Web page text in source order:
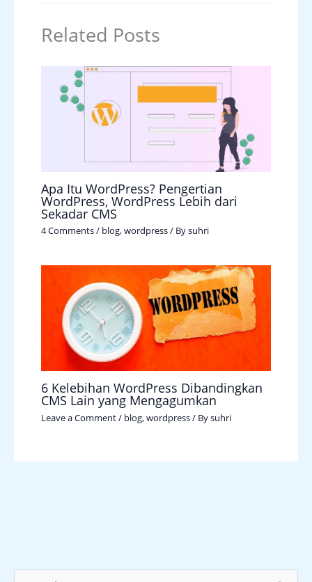
Related Posts
Apa Itu WordPress? Pengertian
WordPress, WordPress Lebih dari
Sekadar CMS
4 Comments/ blog,wordpress/ Bysuhri
6 Kelebihan WordPress Dibandingkan
CMS Lain yang Mengagumkan
Leave a Comment/ blog,wordpress/ Bysuhri